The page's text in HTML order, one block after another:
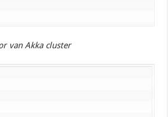
van Akka cluster